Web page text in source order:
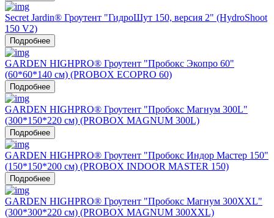
Secret Jardin® Гроутент "ГидроШут 150, версия 2" (HydroShoot
150 V2)
Подробнее
GARDEN HIGHPRO® Гроутент "Пробокс Экопро 60"
(60*60*140 см) (PROBOX ECOPRO 60)
Подробнее
GARDEN HIGHPRO® Гроутент "Пробокс Магнум 300L"
(300*150*220 см) (PROBOX MAGNUM 300L)
Подробнее
GARDEN HIGHPRO® Гроутент "Пробокс Индор Мастер 150"
(150*150*200 см) (PROBOX INDOOR MASTER 150)
Подробнее
GARDEN HIGHPRO® Гроутент "Пробокс Магнум 300ХХL"
(300*300*220 см) (PROBOX MAGNUM 300ХХL)